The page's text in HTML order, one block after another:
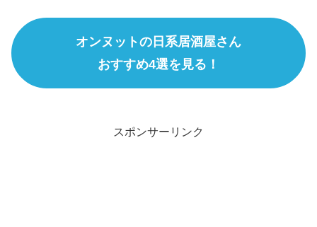
オンヌットの日系居酒屋さん
おすすめ4選を見る！
スポンサーリンク